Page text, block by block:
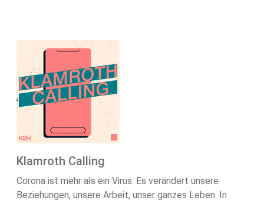
Klamroth Calling
Corona ist mehr als ein Virus: Es verändert unsere
Beziehungen, unsere Arbeit, unser ganzes Leben. In